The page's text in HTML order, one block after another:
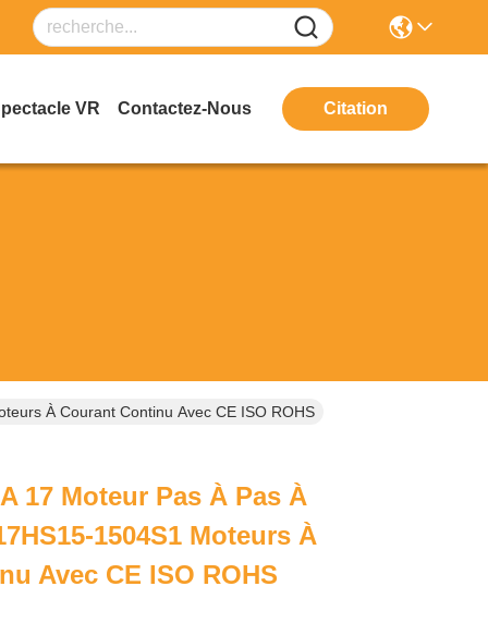
VR Contactez-Nous Citation
À Courant Continu Avec CE ISO ROHS
17 Moteur Pas À Pas À
1504S1 Moteurs À
Avec CE ISO ROHS